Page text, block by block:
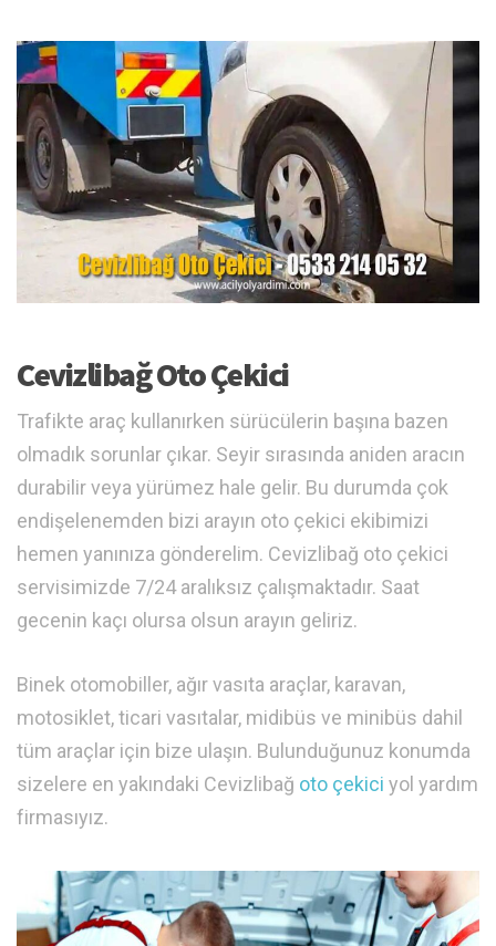
Cevizlibağ Oto Çekici
Trafikte araç kullanırken sürücülerin başına bazen
olmadık sorunlar çıkar. Seyir sırasında aniden aracın
durabilir veya yürümez hale gelir. Bu durumda çok
endişelenemden bizi arayın oto çekici ekibimizi
hemen yanınıza gönderelim. Cevizlibağ oto çekici
servisimizde 7/24 aralıksız çalışmaktadır. Saat
gecenin kaçı olursa olsun arayın geliriz.
Binek otomobiller, ağır vasıta araçlar, karavan,
motosiklet, ticari vasıtalar, midibüs ve minibüs dahil
tüm araçlar için bize ulaşın. Bulunduğunuz konumda
sizelere en yakındaki Cevizlibağ oto çekici yol yardım
firmasıyız.